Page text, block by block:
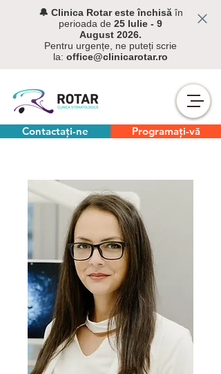
🔔 Clinica Rotar este închisăîn
perioada de 25 Iulie - 9
August 2026.
Pentru urgențe, ne puteți scrie
la: office@clinicarotar.ro
Contactați-ne Programați-vă